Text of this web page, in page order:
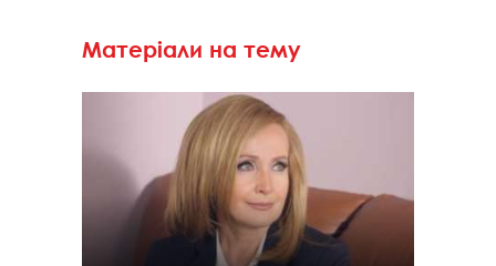
Матеріали на тему